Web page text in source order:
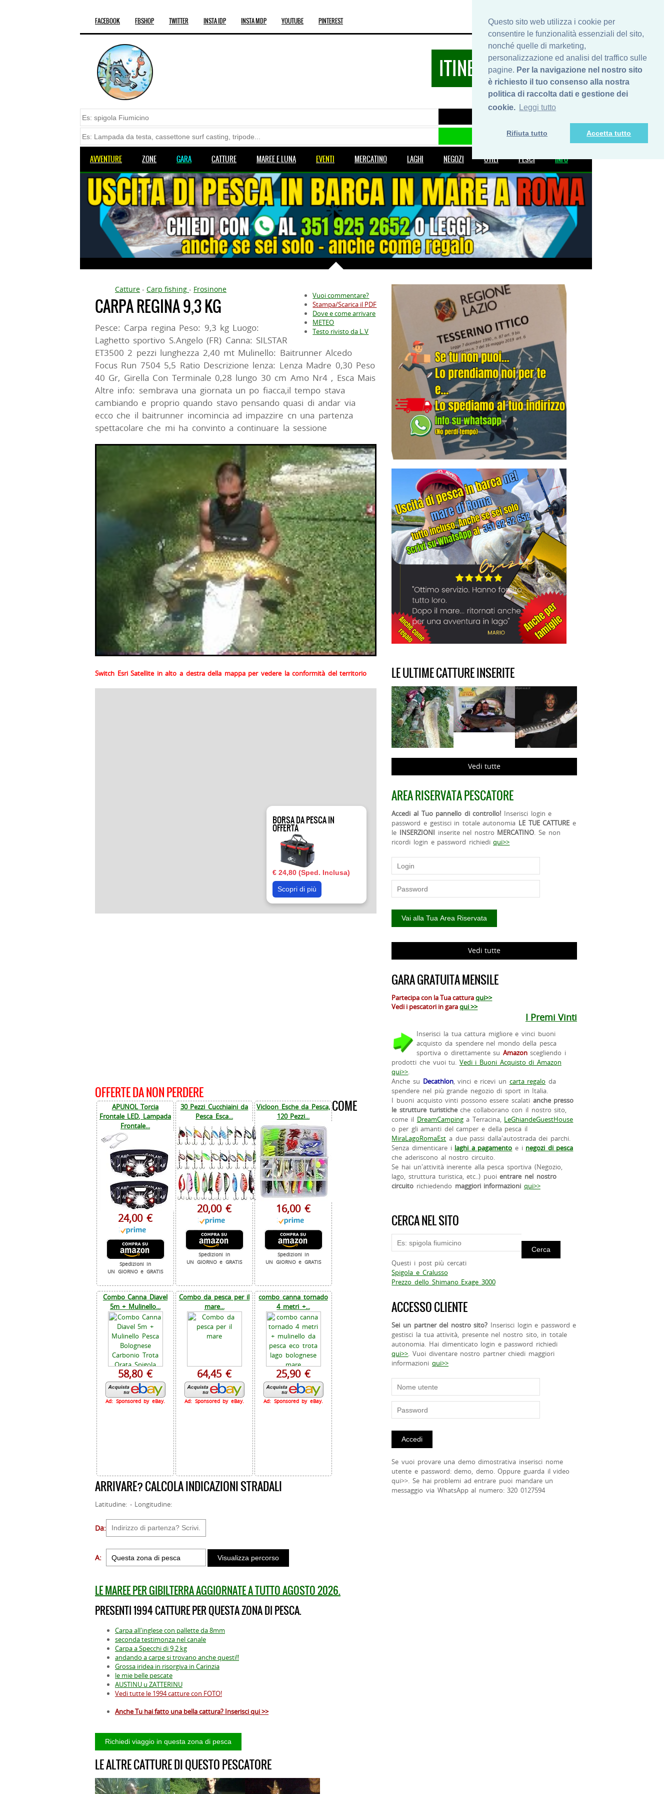
Questo sito web utilizza i cookie per
consentire le funzionalità essenziali del sito,
nonché quelle di marketing,
personalizzazione ed analisi del traffico sulle
pagine. Per la navigazione nel nostro sito
è richiesto il tuo consenso alla nostra
politica di raccolta dati e gestione dei
cookie. Leggi tutto
Rifiuta tutto Accetta tutto
FACEBOOK FBSHOP TWITTER INSTA IDP INSTA MDP YOUTUBE PINTEREST PRIVACY
SHOP
INFO
ITINERARIDIPESCA.IT
AVVENTURE ZONE GARA CATTURE MAREE E LUNA EVENTI MERCATINO LAGHI NEGOZI UTILI PESCI INFO
Catture - Carp fishing - Frosinone
Vuoi commentare?
Stampa/Scarica il PDF
Dove e come arrivare
METEO
Testo rivisto da L.V
CARPA REGINA 9,3 KG
Pesce: Carpa regina Peso: 9,3 kg Luogo:
Laghetto sportivo S.Angelo (FR) Canna: SILSTAR
ET3500 2 pezzi lunghezza 2,40 mt Mulinello: Baitrunner Alcedo
Focus Run 7504 5,5 Ratio Descrizione lenza: Lenza Madre 0,30 Peso
40 Gr, Girella Con Terminale 0,28 lungo 30 cm Amo Nr4 , Esca Mais
Altre info: sembrava una giornata un po fiacca,il tempo stava
cambiando e proprio quando stavo pensando quasi di andar via
ecco che il baitrunner incomincia ad impazzire cn una partenza
spettacolare che mi ha convinto a continuare la sessione
Switch Esri Satellite in alto a destra della mappa per vedere la conformità del territorio
BORSA DA PESCA IN
OFFERTA
€ 24,80 (Sped. Inclusa)
Scopri di più
OFFERTE DA NON PERDERE
APUNOL Torcia
Frontale LED, Lampada
Frontale...
24,00 €
Spedizioni in
UN GIORNO e GRATIS
30 Pezzi Cucchiaini da
Pesca Esca...
20,00 €
Spedizioni in
UN GIORNO e GRATIS
Vicloon Esche da Pesca,
120 Pezzi...
16,00 €
Spedizioni in
UN GIORNO e GRATIS
Combo Canna Diavel
5m + Mulinello...
58,80 €
Ad: Sponsored by eBay.
Combo da pesca per il
mare...
64,45 €
Ad: Sponsored by eBay.
combo canna tornado
4 metri +...
25,90 €
Ad: Sponsored by eBay.
COME
ARRIVARE? CALCOLA INDICAZIONI STRADALI
Latitudine: - Longitudine:
Da:
A:
LE MAREE PER GIBILTERRA AGGIORNATE A TUTTO AGOSTO 2026.
PRESENTI 1994 CATTURE PER QUESTA ZONA DI PESCA.
Carpa all'inglese con pallette da 8mm
seconda testimonza nel canale
Carpa a Specchi di 9,2 kg
andando a carpe si trovano anche questi!!
Grossa iridea in risorgiva in Carinzia
le mie belle pescate
AUSTINU u ZATTERINU
Vedi tutte le 1994 catture con FOTO!
Anche Tu hai fatto una bella cattura? Inserisci qui >>
LE ALTRE CATTURE DI QUESTO PESCATORE
LE ULTIME CATTURE INSERITE
Vedi tutte
AREA RISERVATA PESCATORE
Accedi al Tuo pannello di controllo! Inserisci login e
password e gestisci in totale autonomia LE TUE CATTURE e
le INSERZIONI inserite nel nostro MERCATINO. Se non
ricordi login e password richiediqui>>
Vedi tutte
GARA GRATUITA MENSILE
Partecipa con la Tua catturaqui>>
Vedi i pescatori in garaqui >>
I Premi Vinti
Inserisci la tua cattura migliore e vinci buoni
acquisto da spendere nel mondo della pesca
sportiva o direttamente su Amazonscegliendo i
prodotti che vuoi tu. Vedi i Buoni Acquisto di Amazon
qui>>.
Anche su Decathlon, vinci e ricevi un carta regalo da
spendere nel più grande negozio di sport in Italia.
I buoni acquisto vinti possono essere scalati anche presso
le strutture turisticheche collaborano con il nostro sito,
come il DreamCampinga Terracina, LeGhiandeGuestHouse
o per gli amanti del camper e della pesca il
MiraLagoRomaEst a due passi dalla'autostrada dei parchi.
Senza dimenticare i laghi a pagamento e i negozi di pesca
che aderiscono al nostro circuito.
Se hai un'attività inerente alla pesca sportiva (Negozio,
lago, struttura turistica, etc..) puoientrare nel nostro
circuito richiedendo maggiori informazioni qui>>
CERCA NEL SITO
Questi i post più cercati
Spigola e Cralusso
Prezzo dello Shimano Exage 3000
ACCESSO CLIENTE
Sei un partner del nostro sito? Inserisci login e password e
gestisci la tua attività, presente nel nostro sito, in totale
autonomia. Hai dimenticato login e password richiedi
qui>>. Vuoi diventare nostro partner chiedi maggiori
informazioniqui>>
Se vuoi provare una demo dimostrativa inserisci nome
utente e password: demo, demo. Oppure guarda il video
qui>>. Se hai problemi ad entrare puoi mandare un
messaggio via WhatsApp al numero: 320 0127594